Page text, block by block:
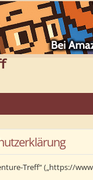
Treff“ („https://